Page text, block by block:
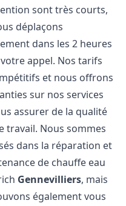
sont très courts,
déplaçons
dans les 2 heures
appel. Nos tarifs
et nous offrons
sur nos services
assurer de la qualité
travail. Nous sommes
dans la réparation et
de chauffe eau
Gennevilliers, mais
également vous